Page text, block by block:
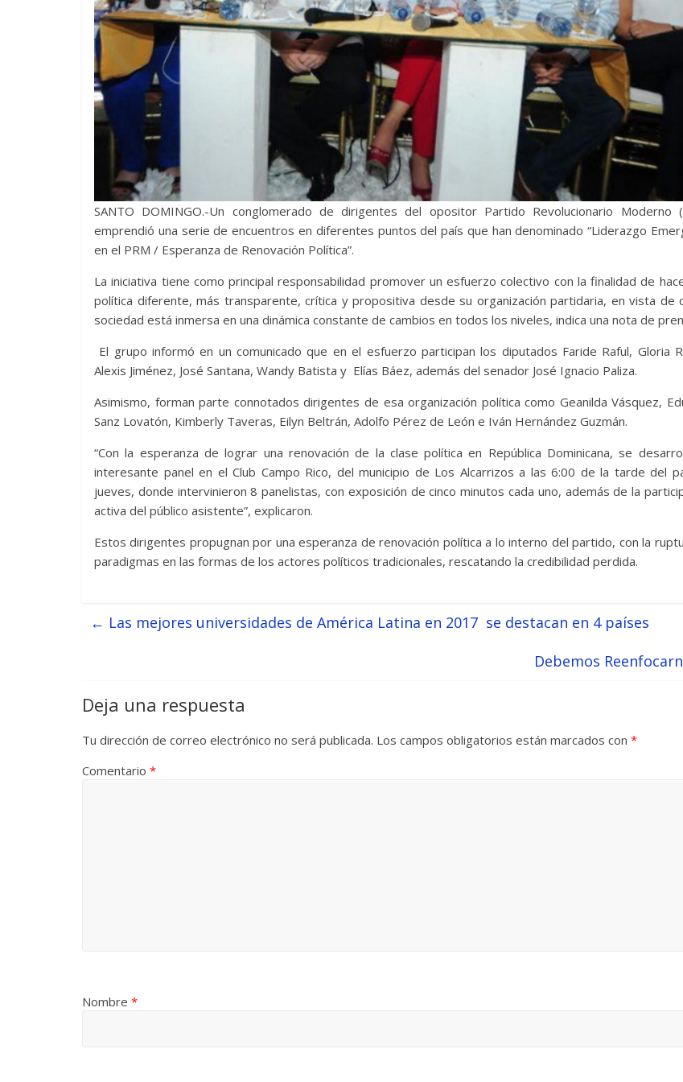
SANTO DOMINGO.-Un conglomerado de dirigentes del opositor Partido Revolucionario Moderno
emprendió una serie de encuentros en diferentes puntos del país que han denominado “Liderazgo
en el PRM / Esperanza de Renovación Política”.
La iniciativa tiene como principal responsabilidad promover un esfuerzo colectivo con la finalidad de
política diferente, más transparente, crítica y propositiva desde su organización partidaria, en vista de
sociedad está inmersa en una dinámica constante de cambios en todos los niveles, indica una nota de
El grupo informó en un comunicado que en el esfuerzo participan los diputados Faride Raful, Gloria
Alexis Jiménez, José Santana, Wandy Batista y Elías Báez, además del senador José Ignacio Paliza.
Asimismo, forman parte connotados dirigentes de esa organización política como Geanilda Vásquez,
Sanz Lovatón, Kimberly Taveras, Eilyn Beltrán, Adolfo Pérez de León e Iván Hernández Guzmán.
“Con la esperanza de lograr una renovación de la clase política en República Dominicana, se
interesante panel en el Club Campo Rico, del municipio de Los Alcarrizos a las 6:00 de la tarde del
jueves, donde intervinieron 8 panelistas, con exposición de cinco minutos cada uno, además de la
activa del público asistente”, explicaron.
Estos dirigentes propugnan por una esperanza de renovación política a lo interno del partido, con la
paradigmas en las formas de los actores políticos tradicionales, rescatando la credibilidad perdida.
← Las mejores universidades de América Latina en 2017 se destacan en 4 países
Debemos
Deja una respuesta
Tu dirección de correo electrónico no será publicada. Los campos obligatorios están marcados con *
Comentario *
Nombre *